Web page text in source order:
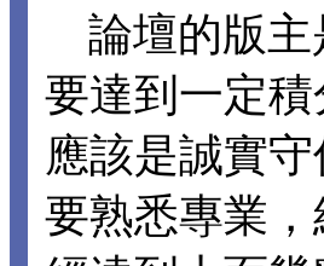
論壇的版主
要達到一定
應該是誠實
要熟悉專業